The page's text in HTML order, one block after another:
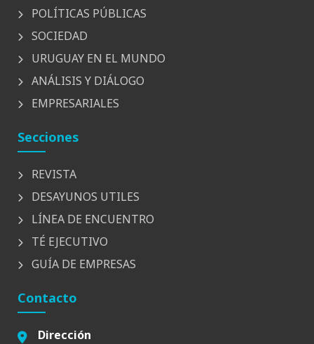
POLÍTICAS PÚBLICAS
SOCIEDAD
URUGUAY EN EL MUNDO
ANÁLISIS Y DIÁLOGO
EMPRESARIALES
Secciones
REVISTA
DESAYUNOS UTILES
LÍNEA DE ENCUENTRO
TÉ EJECUTIVO
GUÍA DE EMPRESAS
Contacto
Dirección